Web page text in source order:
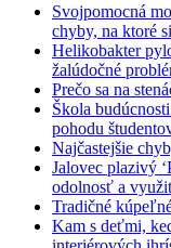
Svojpomocná
chyby, na ktoré
Helikobakter
žalúdočné
Prečo sa na
Škola
pohodu
Najčastejšie
Jalovec plazivý
odolnosť a
Tradičné
Kam s deťmi,